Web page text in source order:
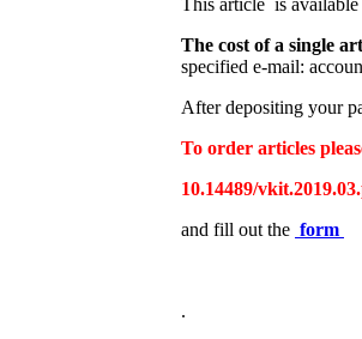
The cost of a single
specified e-mail:
After depositing your
To order articles
10.14489/
and fill out the form
.